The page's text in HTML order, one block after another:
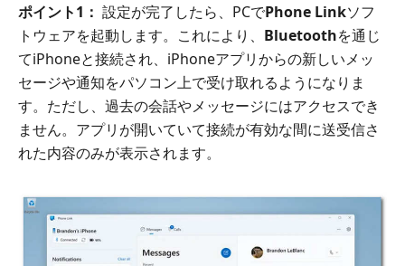
ポイント1： 設定が完了したら、PCでPhone Linkソフ
トウェアを起動します。これにより、 Bluetoothを通じ
てiPhoneと接続され、iPhoneアプリからの新しいメッ
セージや通知をパソコン上で受け取れるようになりま
す。ただし、過去の会話やメッセージにはアクセスでき
ません。アプリが開いていて接続が有効な間に送受信さ
れた内容のみが表示されます。